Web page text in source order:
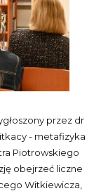
przez dr
- metafizyka
Piotrowskiego
obejrzeć liczne
Witkiewicza,